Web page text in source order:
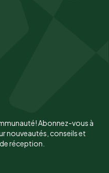
Abonnez-vous à
nouveautés, conseils et
réception.